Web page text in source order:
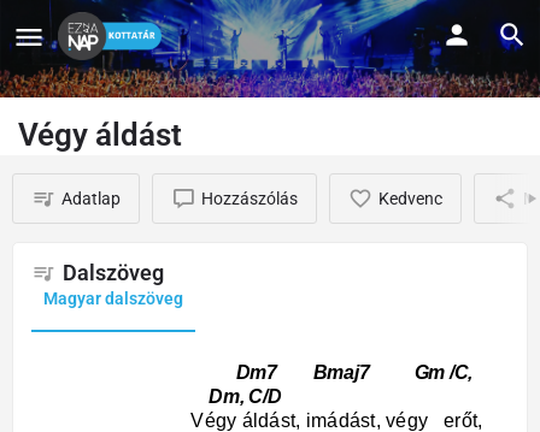
Végy áldást
Adatlap Hozzászólás Kedvenc
Dalszöveg
Magyar dalszöveg
Dm7 Bmaj7 Gm /C,
Dm, C/D
Végy áldást, imádást, végy erőt,